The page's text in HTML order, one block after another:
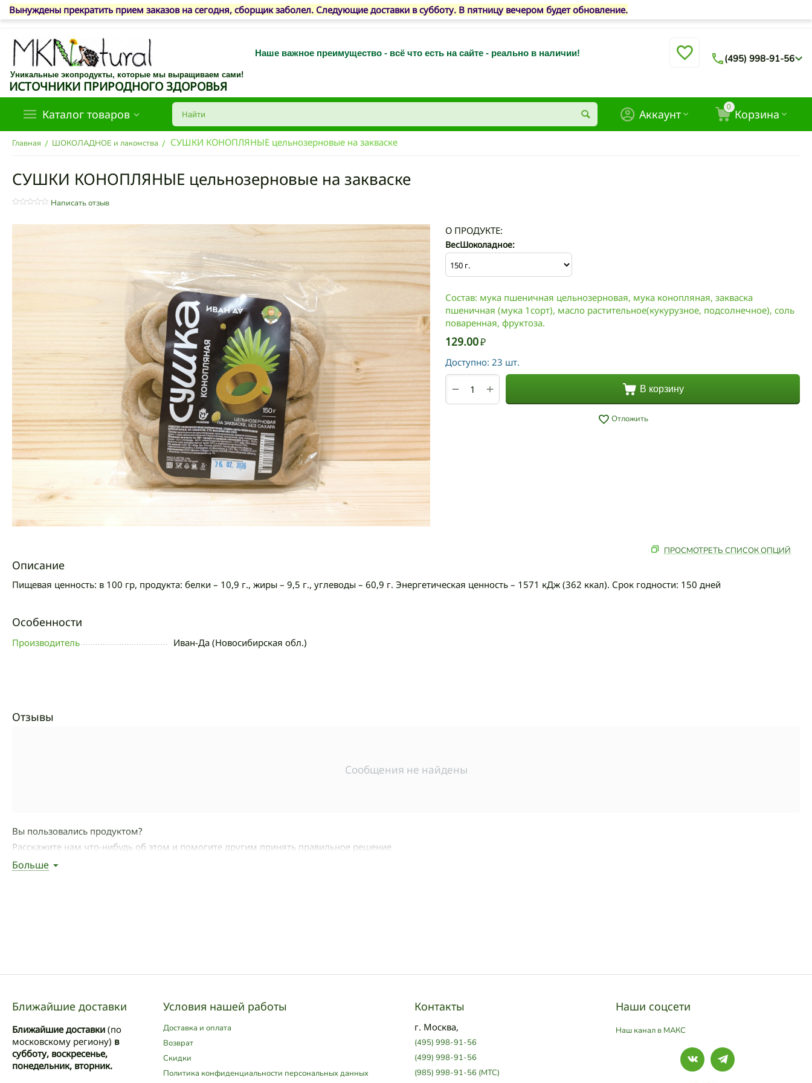
Вынуждены прекратить прием заказов на сегодня, сборщик заболел. Следующие доставки в субботу. В пятницу вечером будет обновление.
Наше важное преимущество - всё что есть на сайте - реально в наличии! (495) 998-91-56
Уникальные экопродукты, которые мы выращиваем сами!
ИСТОЧНИКИ ПРИРОДНОГО ЗДОРОВЬЯ
Каталог товаров 0 Корзина
Аккаунт
Главная / ШОКОЛАДНОЕ и лакомства / СУШКИ КОНОПЛЯНЫЕ цельнозерновые на закваске
СУШКИ КОНОПЛЯНЫЕ цельнозерновые на закваске
Написать отзыв
О ПРОДУКТЕ:
ВесШоколадное:
Состав: мука пшеничная цельнозерновая, мука конопляная, закваска
пшеничная (мука 1сорт), масло растительное(кукурузное, подсолнечное), соль
поваренная, фруктоза.
129.00₽
Доступно: 23 шт.
+
− В корзину
Отложить
ПРОСМОТРЕТЬ СПИСОК ОПЦИЙ
Описание
Пищевая ценность: в 100 гр, продукта: белки – 10,9 г., жиры – 9,5 г., углеводы – 60,9 г. Энергетическая ценность – 1571 кДж (362 ккал). Срок годности: 150 дней
Особенности
Производитель Иван-Да (Новосибирская обл.)
Отзывы
Сообщения не найдены
Вы пользовались продуктом?
Расскажите нам что-нибудь об этом и помогите другим принять правильное решение
Написать отзыв
Больше
Ближайшие доставки
Ближайшие доставки (по
московскому региону) в
субботу, воскресенье,
понедельник, вторник.
Условия нашей работы
Доставка и оплата
Возврат
Скидки
Политика конфиденциальности персональных данных
Контакты
г. Москва,
(495) 998-91-56
(499) 998-91-56
(985) 998-91-56 (МТС)
Наши соцсети
Наш канал в МАКС